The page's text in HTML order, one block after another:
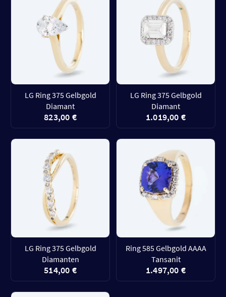
LG Ring 375 Gelbgold
Diamant
823,00 €
LG Ring 375 Gelbgold
Diamant
1.019,00 €
LG Ring 375 Gelbgold
Diamanten
514,00 €
Ring 585 Gelbgold AAAA
Tansanit
1.497,00 €